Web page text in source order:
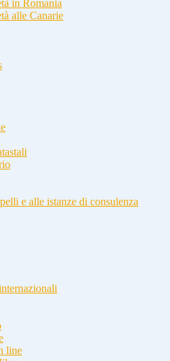
in Romania
alle Canarie
e alle istanze di consulenza
line